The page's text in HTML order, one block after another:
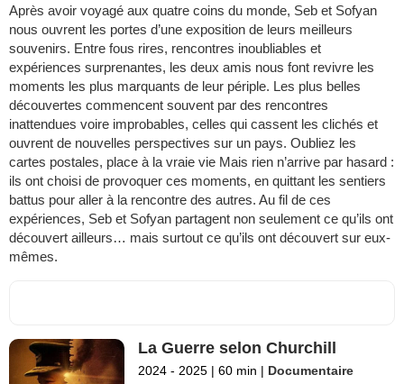
Après avoir voyagé aux quatre coins du monde, Seb et Sofyan
nous ouvrent les portes d’une exposition de leurs meilleurs
souvenirs. Entre fous rires, rencontres inoubliables et
expériences surprenantes, les deux amis nous font revivre les
moments les plus marquants de leur périple. Les plus belles
découvertes commencent souvent par des rencontres
inattendues voire improbables, celles qui cassent les clichés et
ouvrent de nouvelles perspectives sur un pays. Oubliez les
cartes postales, place à la vraie vie Mais rien n’arrive par hasard :
ils ont choisi de provoquer ces moments, en quittant les sentiers
battus pour aller à la rencontre des autres. Au fil de ces
expériences, Seb et Sofyan partagent non seulement ce qu’ils ont
découvert ailleurs… mais surtout ce qu’ils ont découvert sur eux-
mêmes.
La Guerre selon Churchill
2024 - 2025 | 60 min | Documentaire